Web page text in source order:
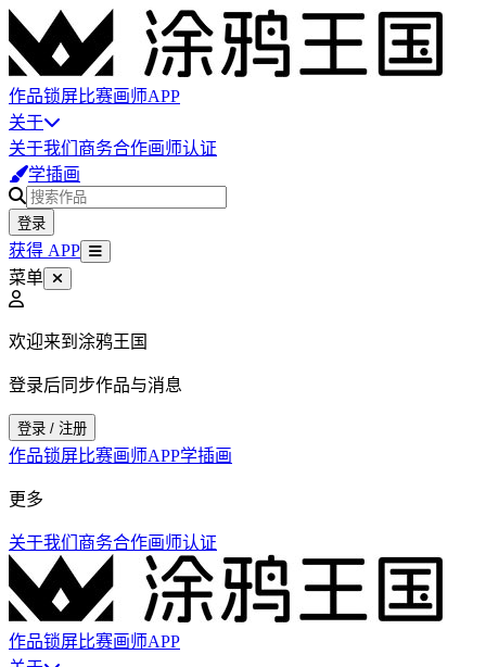
作品锁屏比赛画师APP
关于
关于我们 商务合作画师认证
学插画
登录
获得 APP
菜单
欢迎来到涂鸦王国
登录后同步作品与消息
登录 / 注册
作品锁屏比赛画师APP学插画
更多
关于我们 商务合作画师认证
作品锁屏比赛画师APP